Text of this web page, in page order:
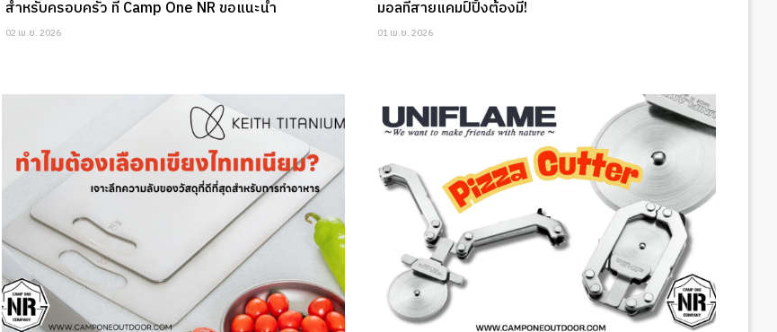
สำหรับครอบครัว ที่ Camp One NR ขอแนะนำ
02 เม.ย. 2026
มอลที่สายแคมป์ปิ้งต้องมี!
01 เม.ย. 2026